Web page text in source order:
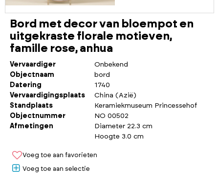
Bord met decor van bloempot en
uitgekraste florale motieven,
famille rose, anhua
Vervaardiger
Onbekend
Objectnaam
bord
Datering
1740
Vervaardigingsplaats
China (Azië)
Standplaats
Keramiekmuseum Princessehof
Objectnummer
NO 00502
Afmetingen
Diameter 22.3 cm
Hoogte 3.0 cm
Voeg toe aan favorieten
Voeg toe aan selectie